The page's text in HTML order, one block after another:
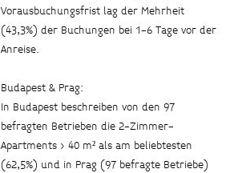
Vorausbuchungsfrist lag der Mehrheit
(43,3%) der Buchungen bei 1-6 Tage vor der
Anreise.
Budapest & Prag:
In Budapest beschreiben von den 97
befragten Betrieben die 2-Zimmer-
Apartments > 40 m² als am beliebtesten
(62,5%) und in Prag (97 befragte Betriebe)